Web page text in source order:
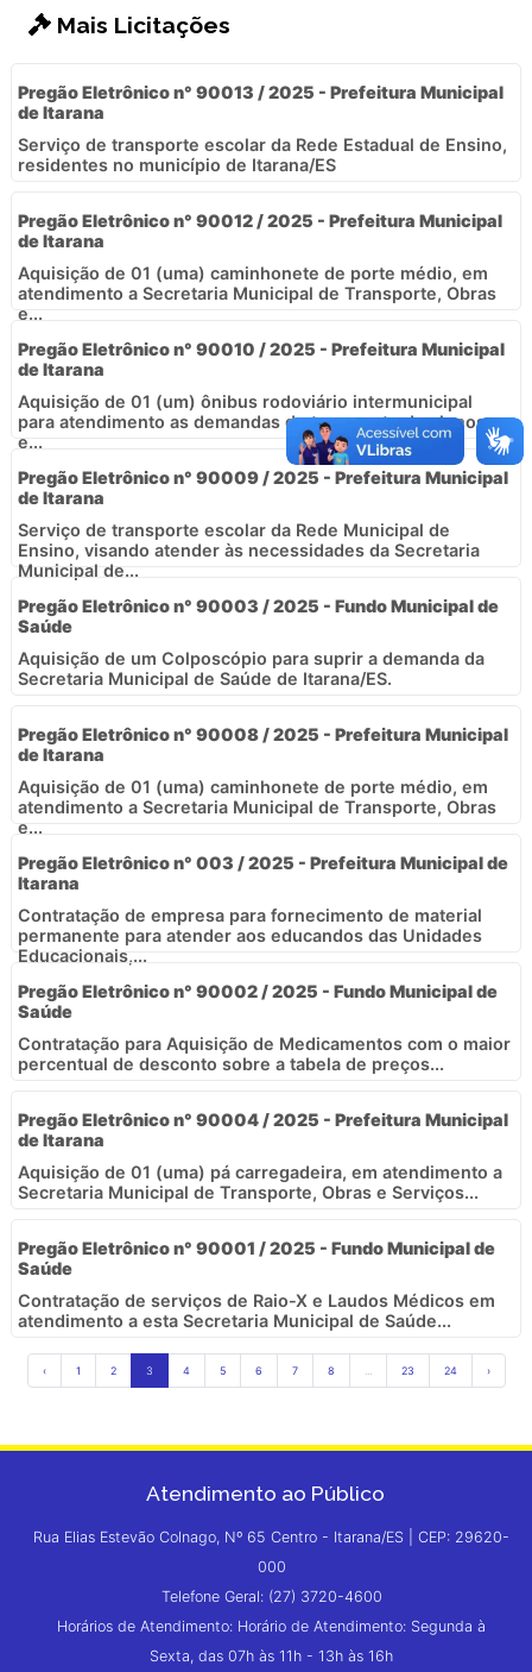
Mais Licitações
Pregão Eletrônico n° 90013 / 2025 - Prefeitura Municipal
de Itarana
Serviço de transporte escolar da Rede Estadual de Ensino,
residentes no município de Itarana/ES
Pregão Eletrônico n° 90012 / 2025 - Prefeitura Municipal
de Itarana
Aquisição de 01 (uma) caminhonete de porte médio, em
atendimento a Secretaria Municipal de Transporte, Obras
e...
Pregão Eletrônico n° 90010 / 2025 - Prefeitura Municipal
de Itarana
Aquisição de 01 (um) ônibus rodoviário intermunicipal
para atendimento as demandas de transporte de alunos
e...
Pregão Eletrônico n° 90009 / 2025 - Prefeitura Municipal
de Itarana
Serviço de transporte escolar da Rede Municipal de
Ensino, visando atender às necessidades da Secretaria
Municipal de...
Pregão Eletrônico n° 90003 / 2025 - Fundo Municipal de
Saúde
Aquisição de um Colposcópio para suprir a demanda da
Secretaria Municipal de Saúde de Itarana/ES.
Pregão Eletrônico n° 90008 / 2025 - Prefeitura Municipal
de Itarana
Aquisição de 01 (uma) caminhonete de porte médio, em
atendimento a Secretaria Municipal de Transporte, Obras
e...
Pregão Eletrônico n° 003 / 2025 - Prefeitura Municipal de
Itarana
Contratação de empresa para fornecimento de material
permanente para atender aos educandos das Unidades
Educacionais,...
Pregão Eletrônico n° 90002 / 2025 - Fundo Municipal de
Saúde
Contratação para Aquisição de Medicamentos com o maior
percentual de desconto sobre a tabela de preços...
Pregão Eletrônico n° 90004 / 2025 - Prefeitura Municipal
de Itarana
Aquisição de 01 (uma) pá carregadeira, em atendimento a
Secretaria Municipal de Transporte, Obras e Serviços...
Pregão Eletrônico n° 90001 / 2025 - Fundo Municipal de
Saúde
Contratação de serviços de Raio-X e Laudos Médicos em
atendimento a esta Secretaria Municipal de Saúde...
‹ 1 2 3 4 5 6 7 8 23 24 ›
Atendimento ao Público
Rua Elias Estevão Colnago, Nº 65 Centro - Itarana/ES | CEP: 29620-
000
Telefone Geral: (27) 3720-4600
Horários de Atendimento: Horário de Atendimento: Segunda à
Sexta, das 07h às 11h - 13h às 16h